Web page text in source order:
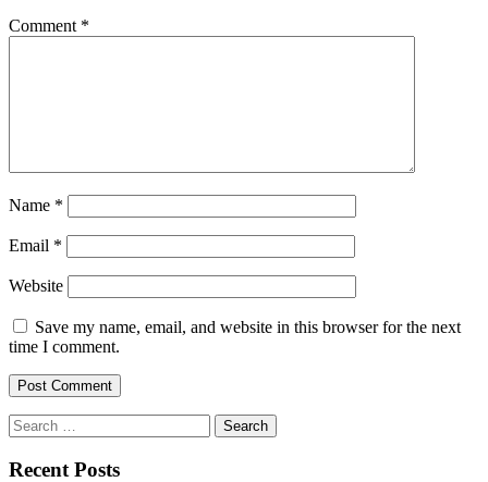
Comment *
Name *
Email *
Website
Save my name, email, and website in this browser for the next
time I comment.
Search
for:
Recent Posts